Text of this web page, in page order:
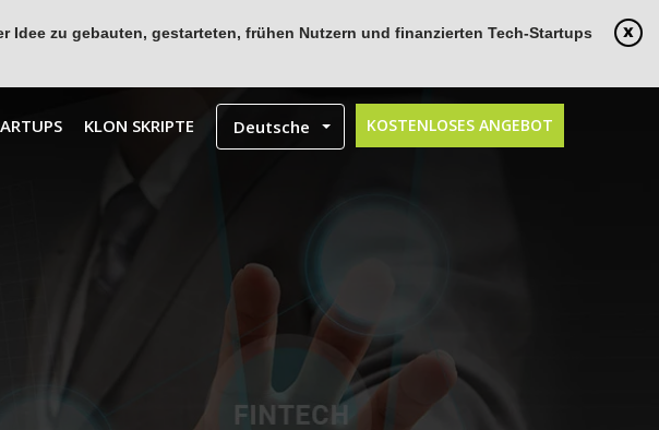
Idee zu gebauten, gestarteten, frühen Nutzern und finanzierten Tech-Startups
KOSTENLOSES ANGEBOT
KLON SKRIPTE Deutsche